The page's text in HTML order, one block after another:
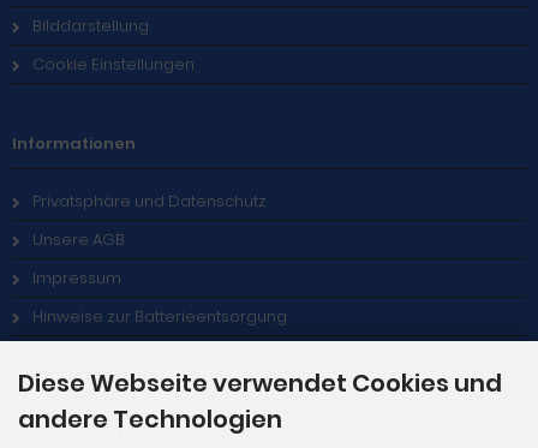
Bilddarstellung
Cookie Einstellungen
Informationen
Privatsphäre und Datenschutz
Unsere AGB
Impressum
Hinweise zur Batterieentsorgung
Zahlungsmethoden
Diese Webseite verwendet Cookies und
andere Technologien